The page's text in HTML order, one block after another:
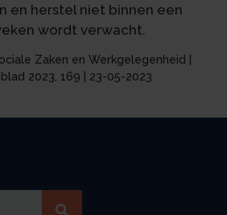
en herstel niet binnen een
wordt verwacht.
Zaken en Werkgelegenheid |
2023, 169 | 23-05-2023